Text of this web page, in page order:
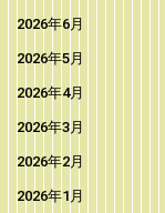
2026年6月
2026年5月
2026年4月
2026年3月
2026年2月
2026年1月